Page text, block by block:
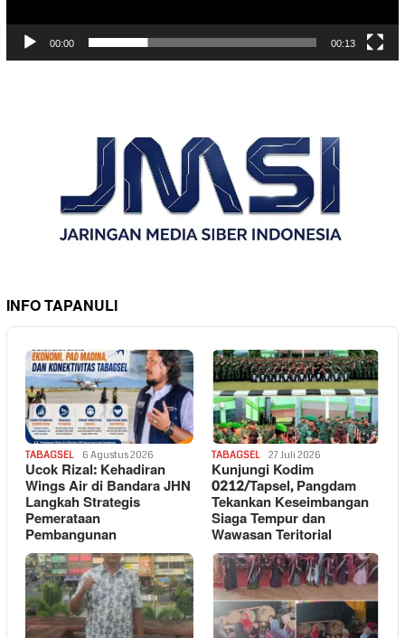
00:00 00:13
INFO TAPANULI
TABAGSEL 6 Agustus 2026
Ucok Rizal: Kehadiran
Wings Air di Bandara JHN
Langkah Strategis
Pemerataan
Pembangunan
TABAGSEL 27 Juli 2026
Kunjungi Kodim
0212/Tapsel, Pangdam
Tekankan Keseimbangan
Siaga Tempur dan
Wawasan Teritorial